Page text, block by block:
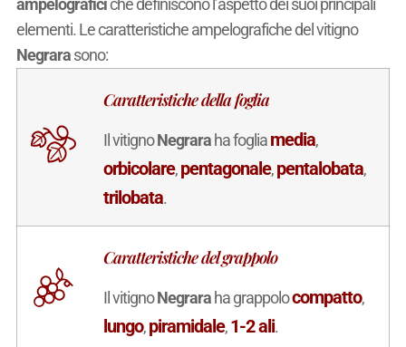
ampelograficiche definiscono l’aspetto dei suoi principali
elementi. Le caratteristiche ampelografiche del vitigno
Negrarasono:
Caratteristiche della foglia
Il vitignoNegraraha fogliamedia,
orbicolare,pentagonale,pentalobata,
trilobata.
Caratteristiche del grappolo
Il vitignoNegraraha grappolocompatto,
lungo,piramidale,1-2 ali.